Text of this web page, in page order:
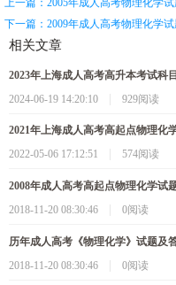
上一篇：2005年成人高考物理化学
下一篇：2009年成人高考物理化学
相关文章
2023年上海成人高考高升本考试科
2024-06-19 14:20:10
|929阅读
2021年上海成人高考高起点物理化
2022-05-06 17:12:51
|574阅读
2008年成人高考高起点物理化学试
2018-11-20 08:30:46
|0阅读
历年成人高考《物理化学》试题及
2018-11-20 08:30:46
|0阅读